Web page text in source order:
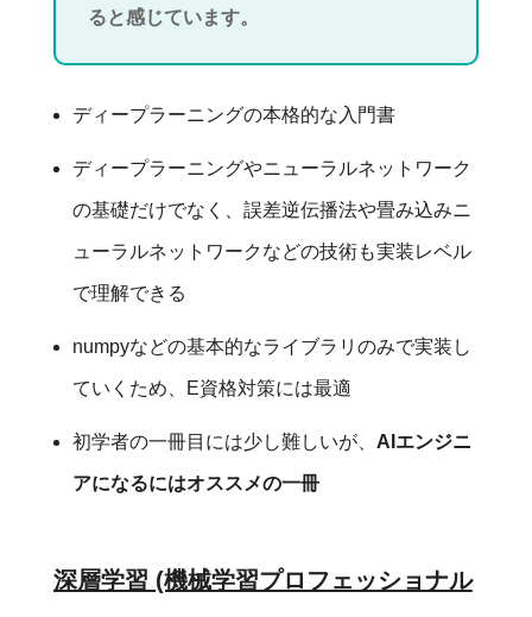
ると感じています。
ディープラーニングの本格的な入門書
ディープラーニングやニューラルネットワーク
の基礎だけでなく、誤差逆伝播法や畳み込みニ
ューラルネットワークなどの技術も実装レベル
で理解できる
numpyなどの基本的なライブラリのみで実装し
ていくため、E資格対策には最適
初学者の一冊目には少し難しいが、 AIエンジニ
アになるにはオススメの一冊
深層学習 (機械学習プロフェッショナル